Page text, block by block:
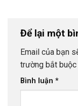
Để lại một
Email của bạn
trường bắt
Bình luận *